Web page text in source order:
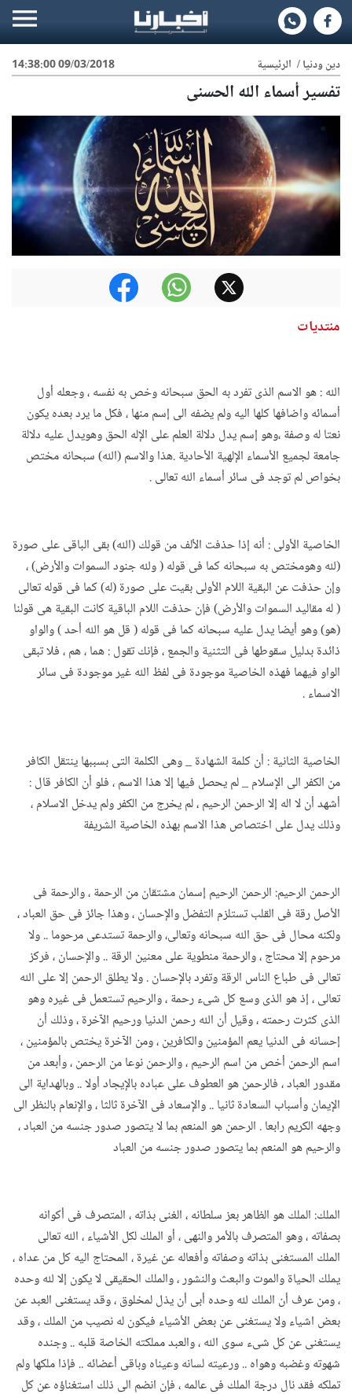
09/03/2018 14:38:00 دين ودنيا/ الرئيسية
تفسير أسماء الله الحسنى
منتديات
الله : هو الاسم الذى تفرد به الحق سبحانه وخص به نفسه ، وجعله أول
أسمائه واضافها كلها اليه ولم يضفه الى إسم منها ، فكل ما يرد بعده يكون
نعتا له وصفة ،وهو إسم يدل دلالة العلم على الإله الحق وهويدل عليه دلالة
جامعة لجميع الأسماء الإلهية الأحادية .هذا والاسم (الله) سبحانه مختص
بخواص لم توجد فى سائر أسماء الله تعالى .
الخاصية الأولى : أنه إذا حذفت الألف من قولك (الله) بقى الباقى على صورة
(لله وهومختص به سبحانه كما فى قوله ( ولله جنود السموات والأرض) ،
وإن حذفت عن البقية اللام الأولى بقيت على صورة (له) كما فى قوله تعالى
( له مقاليد السموات والأرض) فإن حذفت اللام الباقية كانت البقية هى قولنا
(هو) وهو أيضا يدل عليه سبحانه كما فى قوله ( قل هو الله أحد ) والواو
ذائدة بدليل سقوطها فى التثنية والجمع ، فإنك تقول : هما ، هم ، فلا تبقى
الواو فيهما فهذه الخاصية موجودة فى لفظ الله غير موجودة فى سائر
الاسماء .
الخاصية الثانية : أن كلمة الشهادة _ وهى الكلمة التى بسببها ينتقل الكافر
من الكفر الى الإسلام _ لم يحصل فيها إلا هذا الاسم ، فلو أن الكافر قال :
أشهد أن لا اله إلا الرحمن الرحيم ، لم يخرج من الكفر ولم يدخل الاسلام ،
وذلك يدل على اختصاص هذا الاسم بهذه الخاصية الشريفة
الرحمن الرحيم: الرحمن الرحيم إسمان مشتقان من الرحمة ، والرحمة فى
الأصل رقة فى القلب تستلزم التفضل والإحسان ، وهذا جائز فى حق العباد ،
ولكنه محال فى حق الله سبحانه وتعالى، والرحمة تستدعى مرحوما .. ولا
مرحوم إلا محتاج ، والرحمة منطوية على معنين الرقة .. والإحسان ، فركز
تعالى فى طباع الناس الرقة وتفرد بالإحسان . ولا يطلق الرحمن إلا على الله
تعالى ، إذ هو الذى وسع كل شىء رحمة ، والرحيم تستعمل فى غيره وهو
الذى كثرت رحمته ، وقيل أن الله رحمن الدنيا ورحيم الآخرة ، وذلك أن
إحسانه فى الدنيا يعم المؤمنين والكافرين ، ومن الآخرة يختص بالمؤمنين ،
اسم الرحمن أخص من اسم الرحيم ، والرحمن نوعا من الرحمن ، وأبعد من
مقدور العباد ، فالرحمن هو العطوف على عباده بالإيجاد أولا .. وبالهداية الى
الإيمان وأسباب السعادة ثانيا .. والإسعاد فى الآخرة ثالثا ، والإنعام بالنظر الى
وجهه الكريم رابعا . الرحمن هو المنعم بما لا يتصور صدور جنسه من العباد ،
والرحيم هو المنعم بما يتصور صدور جنسه من العباد
الملك: الملك هو الظاهر بعز سلطانه ، الغنى بذاته ، المتصرف فى أكوانه
بصفاته ، وهو المتصرف بالأمر والنهى ، أو الملك لكل الأشياء ، الله تعالى
الملك المستغنى بذاته وصفاته وأفعاله عن غيرة ، المحتاج اليه كل من عداه ،
يملك الحياة والموت والبعث والنشور ، والملك الحقيقى لا يكون إلا لله وحده
، ومن عرف أن الملك لله وحده أبى أن يذل لمخلوق ، وقد يستغنى العبد عن
بعض اشياء ولا يستغنى عن بعض الأشياء فيكون له نصيب من الملك ، وقد
يستغنى عن كل شىء سوى الله ، والعبد مملكته الخاصة قلبه .. وجنده
شهوته وغضبه وهواه .. ورعيته لسانه وعيناه وباقى أعضائه .. فإذا ملكها ولم
تملكه فقد نال درجة الملك فى عالمه ، فإن انضم الى ذلك استغناؤه عن كل